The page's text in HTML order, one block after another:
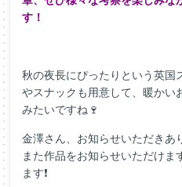
す！
秋の夜長にぴったりという英国
やスナックも用意して、暖かい
みたいですね🍷
金澤さん、お知らせいただきあ
また作品をお知らせいただけま
ます❗